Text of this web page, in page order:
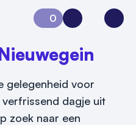
0
Aanvraag 0Inloggen
gelegenheid voor
dagje uit
zoek naar een